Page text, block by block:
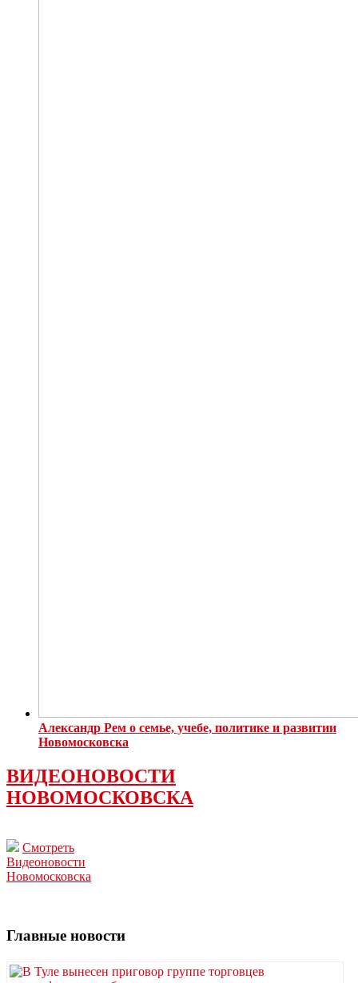
Александр Рем о семье, учебе, политике и развитии
Новомосковска
ВИДЕОНОВОСТИ
НОВОМОСКОВСКА
Смотреть
Видеоновости
Новомосковска
Главные новости